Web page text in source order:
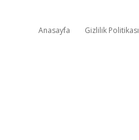
Anasayfa Gizlilik Politikası